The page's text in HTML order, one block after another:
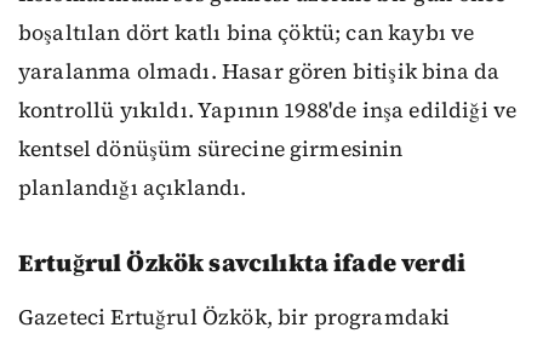
boşaltılan dört katlı bina çöktü; can kaybı ve
yaralanma olmadı. Hasar gören bitişik bina da
kontrollü yıkıldı. Yapının 1988'de inşa edildiği ve
kentsel dönüşüm sürecine girmesinin
planlandığı açıklandı.
Ertuğrul Özkök savcılıkta ifade verdi
Gazeteci Ertuğrul Özkök, bir programdaki